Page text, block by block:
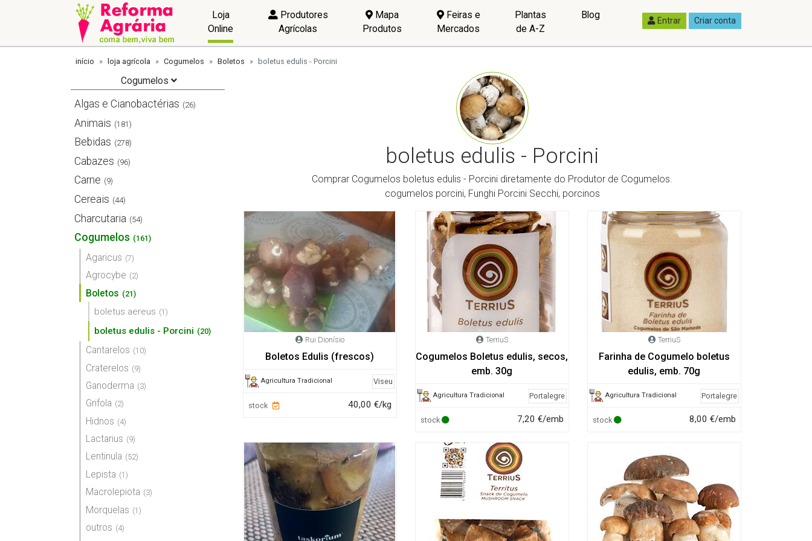
Loja
Online
Produtores
Agrícolas
Mapa
Produtos
Feiras e
Mercados
Plantas
de A-Z
Blog Entrar Criar conta
início loja agrícola Cogumelos Boletos boletus edulis - Porcini
Cogumelos
Algas e Cianobactérias (26)
Animais (181)
Bebidas (278)
Cabazes (96)
Carne (9)
Cereais (44)
Charcutaria (54)
Cogumelos (161)
Agaricus (7)
Agrocybe (2)
Boletos (21)
boletus aereus (1)
boletus edulis - Porcini (20)
Cantarelos (10)
Craterelos (9)
Ganoderma (3)
Grifola (2)
Hidnos (4)
Lactarius (9)
Lentinula (52)
Lepista (1)
Macrolepiota (3)
Morquelas (1)
outros (4)
boletus edulis - Porcini
Comprar Cogumelos boletus edulis - Porcini diretamente do Produtor de Cogumelos.
cogumelos porcini, Funghi Porcini Secchi, porcinos
Rui Dionísio
Boletos Edulis (frescos)
Agricultura Tradicional Viseu
stock 40,00 €/kg
TerriuS
Cogumelos Boletus edulis, secos,
emb. 30g
Agricultura Tradicional Portalegre
stock 7,20 €/emb
TerriuS
Farinha de Cogumelo boletus
edulis, emb. 70g
Agricultura Tradicional Portalegre
stock 8,00 €/emb